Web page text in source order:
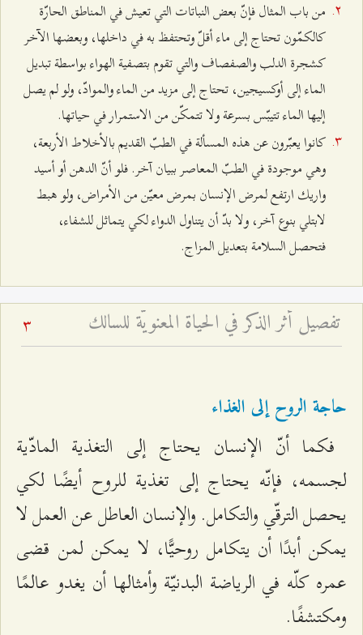
من باب المثال فإنّ بعض النباتات التي تعيش في المناطق الحارّة
كالكمّون تحتاج إلى ماء أقلّ وتحتفظ به في داخلها، وبعضها الآخر
كشجرة الدلب والصفصاف والتي تقوم بتصفية الهواء بواسطة تبديل
الماء إلى أوكسيجين، تحتاج إلى مزيد من الماء والموادّ، ولو لم يصل
إليها الماء تتيبّس بسرعة ولا تتمكّن من الاستمرار في حياتها.
كانوا يعبّرون عن هذه المسألة في الطبّ القديم بالأخلاط الأربعة،
وهي موجودة في الطبّ المعاصر ببيان آخر. فلو أنّ الدهن أو أسيد
واريك ارتفع لمرض الإنسان بمرض معيّن من الأمراض، ولو هبط
لابتلي بنوع آخر، ولا بدّ أن يتناول الدواء لكي يتماثل للشفاء،
فتحصل السلامة بتعديل المزاج.
تفصيل أثر الذكر في الحياة المعنويّة للسالك 3
حاجة الروح إلى الغذاء
فكما أنّ الإنسان يحتاج إلى التغذية المادّية
لجسمه، فإنّه يحتاج إلى تغذية للروح أيضًا لكي
يحصل الترقّي والتكامل. والإنسان العاطل عن العمل لا
يمكن أبدًا أن يتكامل روحيًّا، لا يمكن لمن قضى
عمره كلّه في الرياضة البدنيّة وأمثالها أن يغدو عالمًا
ومكتشفًا.